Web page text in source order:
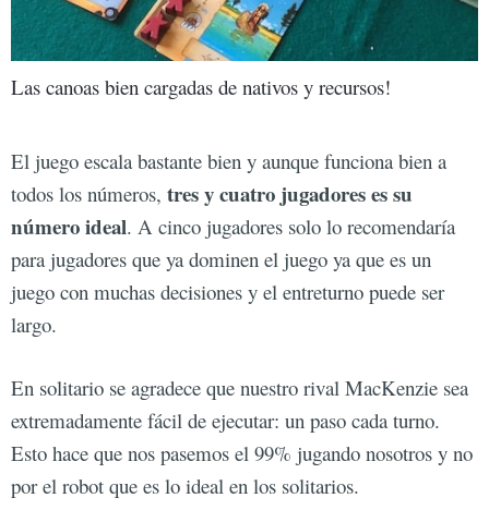
Las canoas bien cargadas de nativos y recursos!
El juego escala bastante bien y aunque funciona bien a
todos los números, tres y cuatro jugadores es su
número ideal. A cinco jugadores solo lo recomendaría
para jugadores que ya dominen el juego ya que es un
juego con muchas decisiones y el entreturno puede ser
largo.
En solitario se agradece que nuestro rival MacKenzie sea
extremadamente fácil de ejecutar: un paso cada turno.
Esto hace que nos pasemos el 99% jugando nosotros y no
por el robot que es lo ideal en los solitarios.